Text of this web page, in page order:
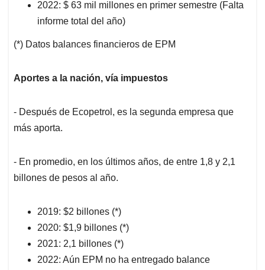
2022: $ 63 mil millones en primer semestre (Falta
informe total del año)
(*) Datos balances financieros de EPM
Aportes a la nación, vía impuestos
- Después de Ecopetrol, es la segunda empresa que
más aporta.
- En promedio, en los últimos años, de entre 1,8 y 2,1
billones de pesos al año.
2019: $2 billones (*)
2020: $1,9 billones (*)
2021: 2,1 billones (*)
2022: Aún EPM no ha entregado balance